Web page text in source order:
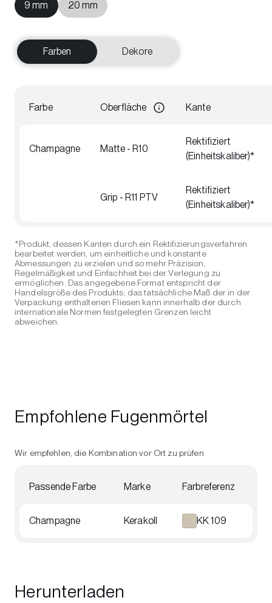
9 mm 20 mm
Farben Dekore
Farbe Oberfläche Kante
Champagne Matte - R10
Rektifiziert
(Einheitskaliber)*
Grip - R11 PTV
Rektifiziert
(Einheitskaliber)*
*Produkt, dessen Kanten durch ein Rektifizierungsverfahren
bearbeitet werden, um einheitliche und konstante
Abmessungen zu erzielen und so mehr Präzision,
Regelmäßigkeit und Einfachheit bei der Verlegung zu
ermöglichen. Das angegebene Format entspricht der
Handelsgröße des Produkts; das tatsächliche Maß der in der
Verpackung enthaltenen Fliesen kann innerhalb der durch
internationale Normen festgelegten Grenzen leicht
abweichen.
Empfohlene Fugenmörtel
Wir empfehlen, die Kombination vor Ort zu prüfen
Passende Farbe Marke Farbreferenz
Champagne Kerakoll KK 109
Herunterladen